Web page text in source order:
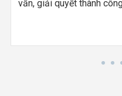
vấn, giải quyết thành